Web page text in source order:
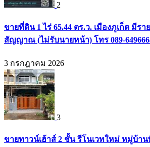
2
ขายที่ดิน 1 ไร่ 65.44 ตร.ว. เมืองภูเก็ต มีรา
สัญญาณ (ไม่รับนายหน้า) โทร 089-
3 กรกฎาคม 2026
3
ขายทาวน์เฮ้าส์ 2 ชั้น รีโนเวทใหม่ หมู่บ้าน